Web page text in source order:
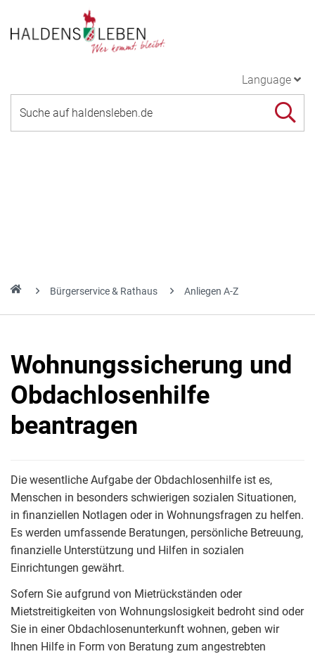
Language
Bürgerservice & Rathaus Anliegen A-Z
Wohnungssicherung und
Obdachlosenhilfe
beantragen
Die wesentliche Aufgabe der Obdachlosenhilfe ist es,
Menschen in besonders schwierigen sozialen Situationen,
in finanziellen Notlagen oder in Wohnungsfragen zu helfen.
Es werden umfassende Beratungen, persönliche Betreuung,
finanzielle Unterstützung und Hilfen in sozialen
Einrichtungen gewährt.
Sofern Sie aufgrund von Mietrückständen oder
Mietstreitigkeiten von Wohnungslosigkeit bedroht sind oder
Sie in einer Obdachlosenunterkunft wohnen, geben wir
Ihnen Hilfe in Form von Beratung zum angestrebten